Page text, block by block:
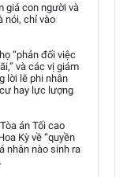
giá con người và
nói, chỉ vào
“phản đối việc
và các vị giám
lời lẽ phi nhân
hay lực lượng
án Tối cao
Kỳ về “quyền
nhân nào sinh ra